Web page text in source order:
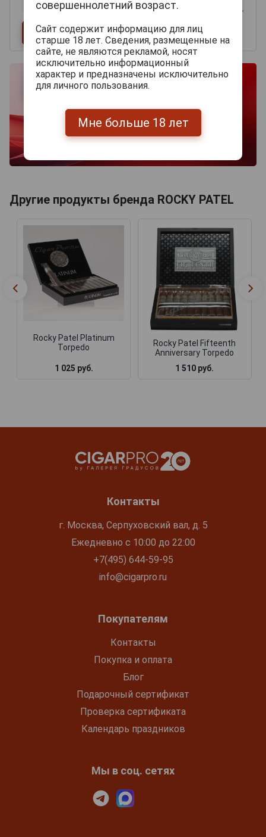
Другие продукты бренда ROCKY PATEL
Rocky Patel Platinum
Torpedo
1 025 руб.
Rocky Patel Fifteenth
Anniversary Torpedo
1 510 руб.
Контакты
г. Москва, Серпуховский вал, д. 5
Ежедневно с 10:00 до 22:00
+7(495) 644-59-95
info@cigarpro.ru
Покупателям
Контакты
Покупка и оплата
Блог
Подарочный сертификат
Проверка сертификата
Календарь праздников
Мы в соц. сетях
совершеннолетний возраст.
Сайт содержит информацию для лиц
старше 18 лет. Сведения, размещенные на
сайте, не являются рекламой, носят
исключительно информационный
характер и предназначены исключительно
для личного пользования.
Мне больше 18 лет